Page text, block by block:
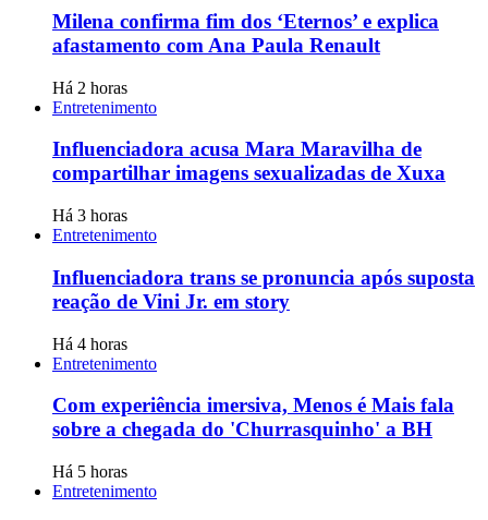
Milena confirma fim dos ‘Eternos’ e explica
afastamento com Ana Paula Renault
Há 2 horas
Entretenimento
Influenciadora acusa Mara Maravilha de
compartilhar imagens sexualizadas de Xuxa
Há 3 horas
Entretenimento
Influenciadora trans se pronuncia após suposta
reação de Vini Jr. em story
Há 4 horas
Entretenimento
Com experiência imersiva, Menos é Mais fala
sobre a chegada do 'Churrasquinho' a BH
Há 5 horas
Entretenimento